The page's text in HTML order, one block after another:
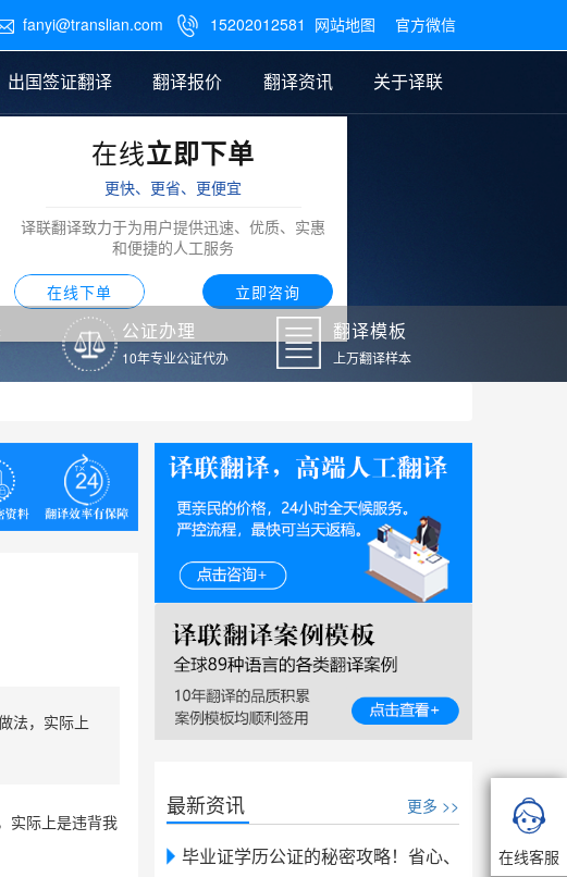
fanyi@translian.com  15202012581 网站地图 官方微信
图纸翻译
出国签证翻译 翻译报价
笔译翻译报价
翻译资讯
公证样本
关于译联
在线立即下单
更快、更省、更便宜
译联翻译致力于为用户提供迅速、优质、实惠
和便捷的人工服务
在线下单 立即咨询
公证办理
10年专业公证代办
翻译模板
上万翻译样本
法，实际上
实际上是违背我
最新资讯 更多 >>
毕业证学历公证的秘密攻略！省心、省力、省时

在线客服